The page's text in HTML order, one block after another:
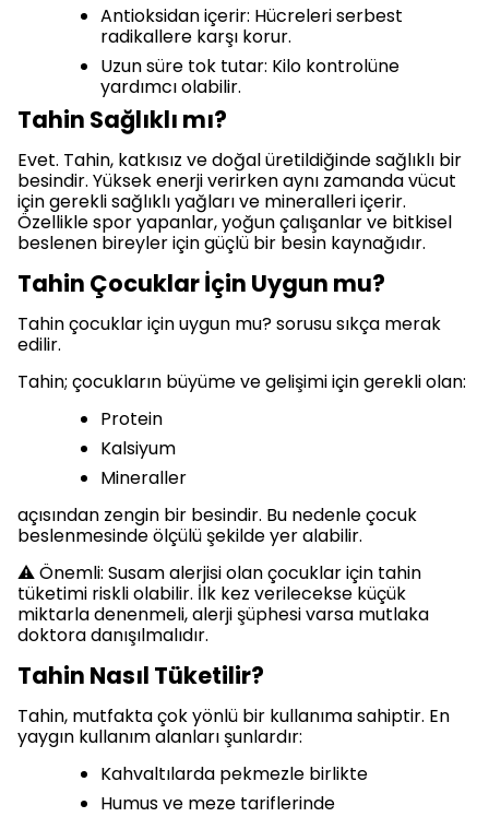
Antioksidan içerir: Hücreleri serbest
radikallere karşı korur.
Uzun süre tok tutar: Kilo kontrolüne
yardımcı olabilir.
Tahin Sağlıklı mı?
Evet. Tahin, katkısız ve doğal üretildiğinde sağlıklı bir
besindir. Yüksek enerji verirken aynı zamanda vücut
için gerekli sağlıklı yağları ve mineralleri içerir.
Özellikle spor yapanlar, yoğun çalışanlar ve bitkisel
beslenen bireyler için güçlü bir besin kaynağıdır.
Tahin Çocuklar İçin Uygun mu?
Tahin çocuklar için uygun mu? sorusu sıkça merak
edilir.
Tahin; çocukların büyüme ve gelişimi için gerekli olan:
Protein
Kalsiyum
Mineraller
açısından zengin bir besindir. Bu nedenle çocuk
beslenmesinde ölçülü şekilde yer alabilir.
⚠️ Önemli: Susam alerjisi olan çocuklar için tahin
tüketimi riskli olabilir. İlk kez verilecekse küçük
miktarla denenmeli, alerji şüphesi varsa mutlaka
doktora danışılmalıdır.
Tahin Nasıl Tüketilir?
Tahin, mutfakta çok yönlü bir kullanıma sahiptir. En
yaygın kullanım alanları şunlardır:
Kahvaltılarda pekmezle birlikte
Humus ve meze tariflerinde